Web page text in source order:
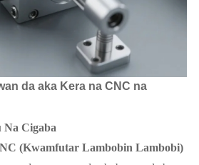
da aka Kera na CNC na
Na Cigaba
(Kwamfutar Lambobin Lambobi)